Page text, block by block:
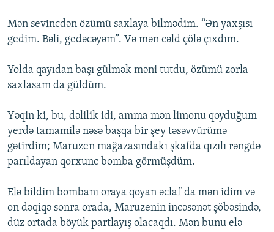
Mən sevincdən özümü saxlaya bilmədim. “Ən yaxşısı
gedim. Bəli, gedəcəyəm”. Və mən cəld çölə çıxdım.
Yolda qayıdan başı gülmək məni tutdu, özümü zorla
saxlasam da güldüm.
Yəqin ki, bu, dəlilik idi, amma mən limonu qoyduğum
yerdə tamamilə nəsə başqa bir şey təsəvvürümə
gətirdim; Maruzen mağazasındakı şkafda qızılı rəngdə
parıldayan qorxunc bomba görmüşdüm.
Elə bildim bombanı oraya qoyan əclaf da mən idim və
on dəqiqə sonra orada, Maruzenin incəsənət şöbəsində,
düz ortada böyük partlayış olacaqdı. Mən bunu elə